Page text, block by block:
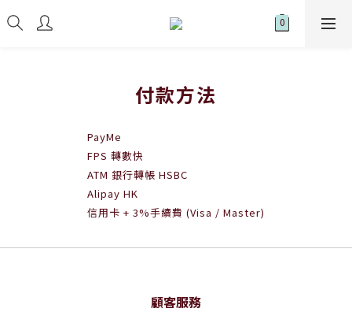
付款方法
PayMe
FPS 轉數快
ATM 銀行轉帳 HSBC
Alipay HK
信用卡 + 3%手續費 (Visa / Master)
顧客服務